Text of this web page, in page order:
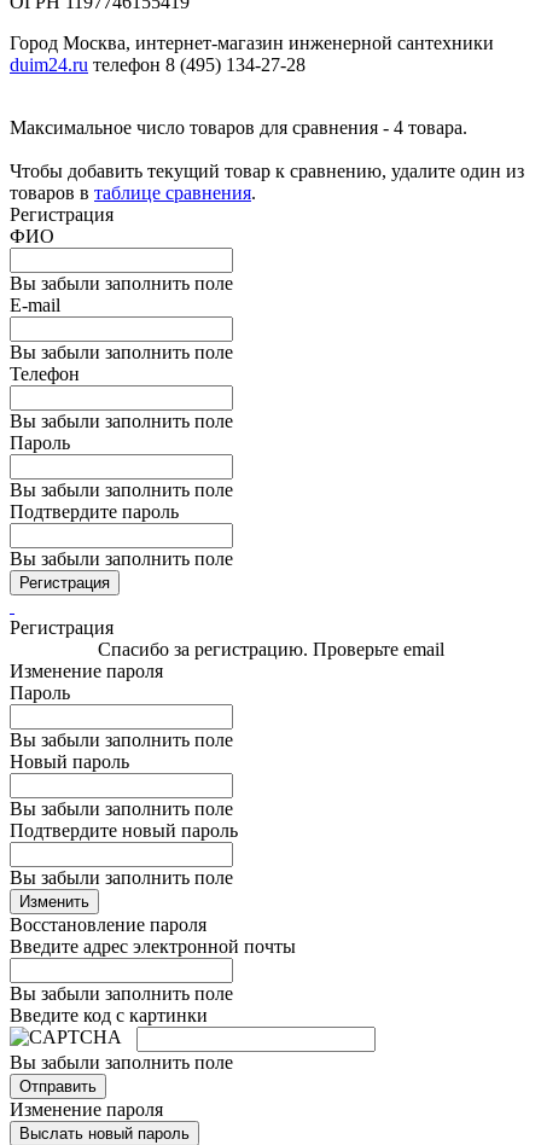
Город Москва, интернет-магазин инженерной сантехники
duim24.ru телефон 8 (495) 134-27-28
Максимальное число товаров для сравнения - 4 товара.
Чтобы добавить текущий товар к сравнению, удалите один из
товаров в таблице сравнения.
Регистрация
ФИО
Вы забыли заполнить поле
E-mail
Вы забыли заполнить поле
Телефон
Вы забыли заполнить поле
Пароль
Вы забыли заполнить поле
Подтвердите пароль
Вы забыли заполнить поле
Регистрация
Регистрация
Спасибо за регистрацию. Проверьте email
Изменение пароля
Пароль
Вы забыли заполнить поле
Новый пароль
Вы забыли заполнить поле
Подтвердите новый пароль
Вы забыли заполнить поле
Изменить
Восстановление пароля
Введите адрес электронной почты
Вы забыли заполнить поле
Введите код с картинки
Вы забыли заполнить поле
Отправить
Изменение пароля
Выслать новый пароль